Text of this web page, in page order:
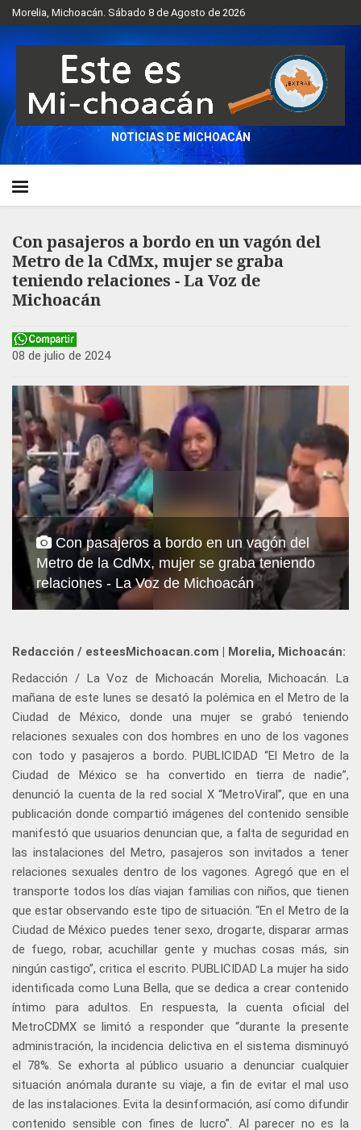
Morelia, Michoacán. Sábado 8 de Agosto de 2026
NOTICIAS DE MICHOACÁN
Con pasajeros a bordo en un vagón del
Metro de la CdMx, mujer se graba
teniendo relaciones - La Voz de
Michoacán
08 de julio de 2024
Con pasajeros a bordo en un vagón del
Metro de la CdMx, mujer se graba teniendo
relaciones - La Voz de Michoacán
Redacción / esteesMichoacan.com | Morelia, Michoacán:
Redacción / La Voz de Michoacán Morelia, Michoacán. La
mañana de este lunes se desató la polémica en el Metro de la
Ciudad de México, donde una mujer se grabó teniendo
relaciones sexuales con dos hombres en uno de los vagones
con todo y pasajeros a bordo. PUBLICIDAD “El Metro de la
Ciudad de México se ha convertido en tierra de nadie”,
denunció la cuenta de la red social X “MetroViral”, que en una
publicación donde compartió imágenes del contenido sensible
manifestó que usuarios denuncian que, a falta de seguridad en
las instalaciones del Metro, pasajeros son invitados a tener
relaciones sexuales dentro de los vagones. Agregó que en el
transporte todos los días viajan familias con niños, que tienen
que estar observando este tipo de situación. “En el Metro de la
Ciudad de México puedes tener sexo, drogarte, disparar armas
de fuego, robar, acuchillar gente y muchas cosas más, sin
ningún castigo”, critica el escrito. PUBLICIDAD La mujer ha sido
identificada como Luna Bella, que se dedica a crear contenido
íntimo para adultos. En respuesta, la cuenta oficial del
MetroCDMX se limitó a responder que “durante la presente
administración, la incidencia delictiva en el sistema disminuyó
el 78%. Se exhorta al público usuario a denunciar cualquier
situación anómala durante su viaje, a fin de evitar el mal uso
de las instalaciones. Evita la desinformación, así como difundir
contenido sensible con fines de lucro”. Al parecer no es la